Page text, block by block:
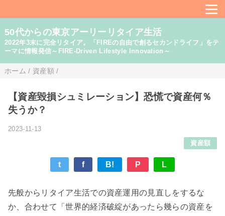
50代からの東京アーリーリタイア生活
2022年3末に完全リタイア。「FIREの自由で創るセカンドライフ」をテ
ーマに情報発信～FIRE-Driven Lifestyle Innovation～
ホーム / 資産額 /
【資産毀損シュミレーション】恐慌で資産何％
失うか？
2023-11-13
資産額
t f B! P L
先般からリタイア生活での資産運用の見直しをするな
か、合わせて「世界的経済破綻があったら幾らの資産を